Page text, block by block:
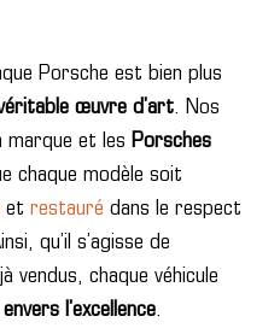
Porsche est bien plus
œuvre d’art. Nos
marque et les Porsches
chaque modèle soit
et restauré dans le respect
qu’il s’agisse de
vendus, chaque véhicule
l’excellence.